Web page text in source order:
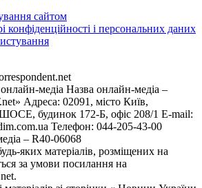
сайтом
конфіденційності і персональних даних
медіа Назва онлайн-медіа –
Адреса: 02091, місто Київ,
будинок 172-Б, офіс 208/1 E-mail:
Телефон: 044-205-43-00
– R40-06068
яких матеріалів, розміщених на
за умови посилання на